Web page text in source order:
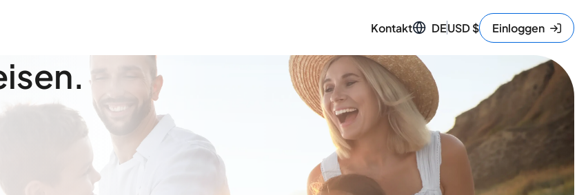
Kontakt DEUSD$ Einloggen